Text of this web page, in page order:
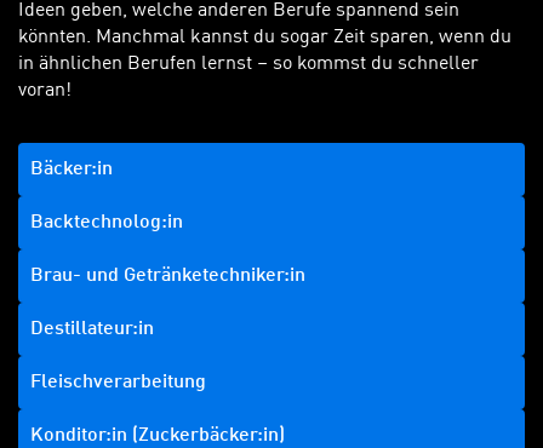
Ideen geben, welche anderen Berufe spannend sein
könnten. Manchmal kannst du sogar Zeit sparen, wenn du
in ähnlichen Berufen lernst – so kommst du schneller
voran!
Bäcker:in
Backtechnolog:in
Brau- und Getränketechniker:in
Destillateur:in
Fleischverarbeitung
Konditor:in (Zuckerbäcker:in)